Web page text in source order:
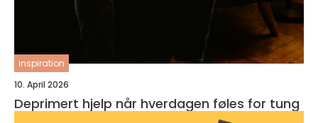
inspiration
10. April 2026
Deprimert hjelp når hverdagen føles for tung